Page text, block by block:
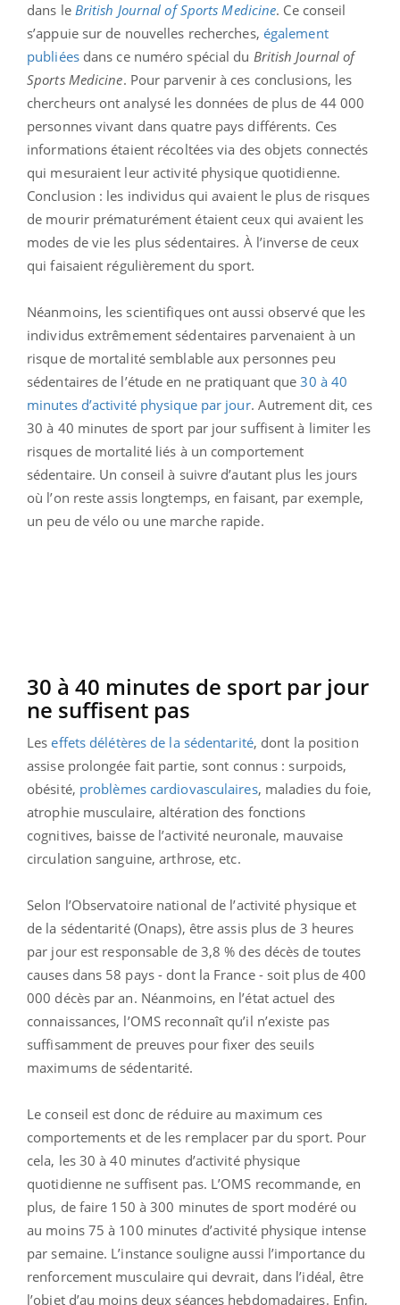
dans le British Journal of Sports Medicine. Ce conseil
s’appuie sur de nouvelles recherches, également
publiéesdans ce numéro spécial du British Journal of
Sports Medicine. Pour parvenir à ces conclusions, les
chercheurs ont analysé les données de plus de 44 000
personnes vivant dans quatre pays différents. Ces
informations étaient récoltées via des objets connectés
qui mesuraient leur activité physique quotidienne.
Conclusion : les individus qui avaient le plus de risques
de mourir prématurément étaient ceux qui avaient les
modes de vie les plus sédentaires. À l’inverse de ceux
qui faisaient régulièrement du sport.
Néanmoins, les scientifiques ont aussi observé que les
individus extrêmement sédentaires parvenaient à un
risque de mortalité semblable aux personnes peu
sédentaires de l’étude en ne pratiquant que30 à 40
minutes d’activité physique par jour. Autrement dit, ces
30 à 40 minutes de sport par jour suffisent à limiter les
risques de mortalité liés à un comportement
sédentaire. Un conseil à suivre d’autant plus les jours
où l’on reste assis longtemps, en faisant, par exemple,
un peu de vélo ou une marche rapide.
30 à 40 minutes de sport par jour
ne suffisent pas
Leseffets délétères de la sédentarité, dont la position
assise prolongée fait partie, sont connus : surpoids,
obésité, problèmes cardiovasculaires, maladies du foie,
atrophie musculaire, altération des fonctions
cognitives, baisse de l’activité neuronale, mauvaise
circulation sanguine, arthrose, etc.
Selon l’Observatoire national de l’activité physique et
de la sédentarité (Onaps), être assis plus de 3 heures
par jour est responsable de 3,8 % des décès de toutes
causes dans 58 pays - dont la France - soit plus de 400
000 décès par an. Néanmoins, en l’état actuel des
connaissances, l’OMS reconnaît qu’il n’existe pas
suffisamment de preuves pour fixer des seuils
maximums de sédentarité.
Le conseil est donc de réduire au maximum ces
comportements et de les remplacer par du sport. Pour
cela, les 30 à 40 minutes d’activité physique
quotidienne ne suffisent pas. L’OMS recommande, en
plus, de faire 150 à 300 minutes de sport modéré ou
au moins 75 à 100 minutes d’activité physique intense
par semaine. L’instance souligne aussi l’importance du
renforcement musculaire qui devrait, dans l’idéal, être
l’objet d’au moins deux séances hebdomadaires. Enfin,